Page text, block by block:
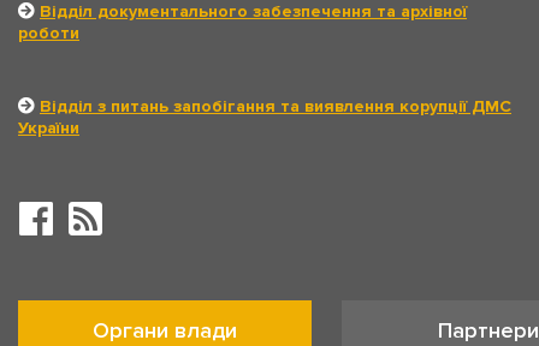
Відділ документального забезпечення та архівної
роботи
Відділ з питань запобігання та виявлення корупції ДМС
України
Органи влади Партнери